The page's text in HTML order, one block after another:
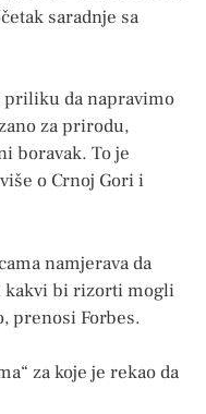
saradnje sa
priliku da napravimo
za prirodu,
boravak. To je
o Crnoj Gori i
namjerava da
kakvi bi rizorti mogli
prenosi Forbes.
za koje je rekao da